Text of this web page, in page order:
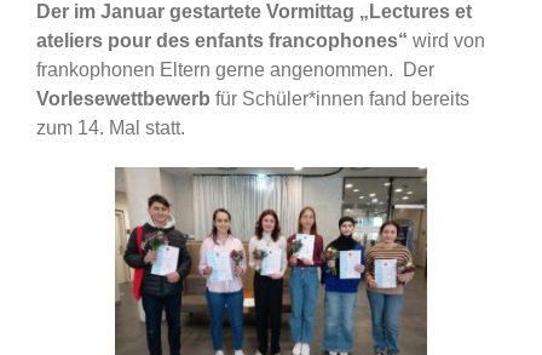
Der im Januar gestartete Vormittag „Lectures et
ateliers pour des enfants francophones“ wird von
frankophonen Eltern gerne angenommen. Der
Vorlesewettbewerb für Schüler*innen fand bereits
zum 14. Mal statt.